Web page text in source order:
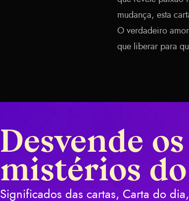
mudança, esta
O verdadeiro
que liberar para
Desvende os
mistérios
Significados das cartas, Carta do